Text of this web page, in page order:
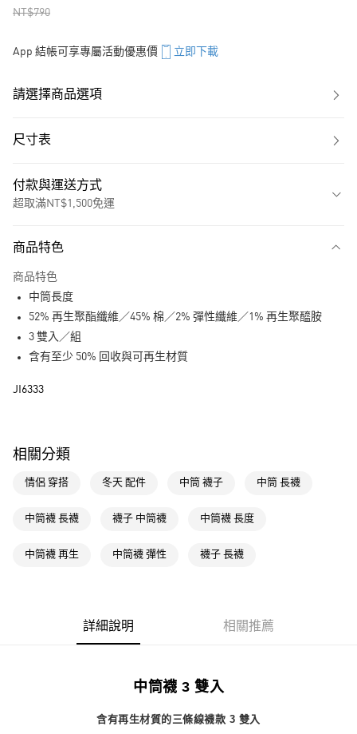
NT$790
App 結帳可享專屬活動優惠價 立即下載
請選擇商品選項
尺寸表
付款與運送方式
超取滿NT$1,500免運
LINE Pay
運送方式
付款後全家取貨
每筆NT$80，滿NT$1,500(含以上)免運費
萊爾富取貨付款
每筆NT$80，滿NT$1,500(含以上)免運費
商品特色
商品特色
中筒長度
52% 再生聚酯纖維／45% 棉／2% 彈性纖維／1% 再生聚醯胺
3 雙入／組
含有至少 50% 回收與可再生材質
JI6333
相關分類
情侶 穿搭 冬天 配件 中筒 襪子 中筒 長襪
中筒襪 長襪 襪子 中筒襪 中筒襪 長度
中筒襪 再生 中筒襪 彈性 襪子 長襪
詳細說明 相關推薦
中筒襪 3 雙入
含有再生材質的三條線襪款 3 雙入